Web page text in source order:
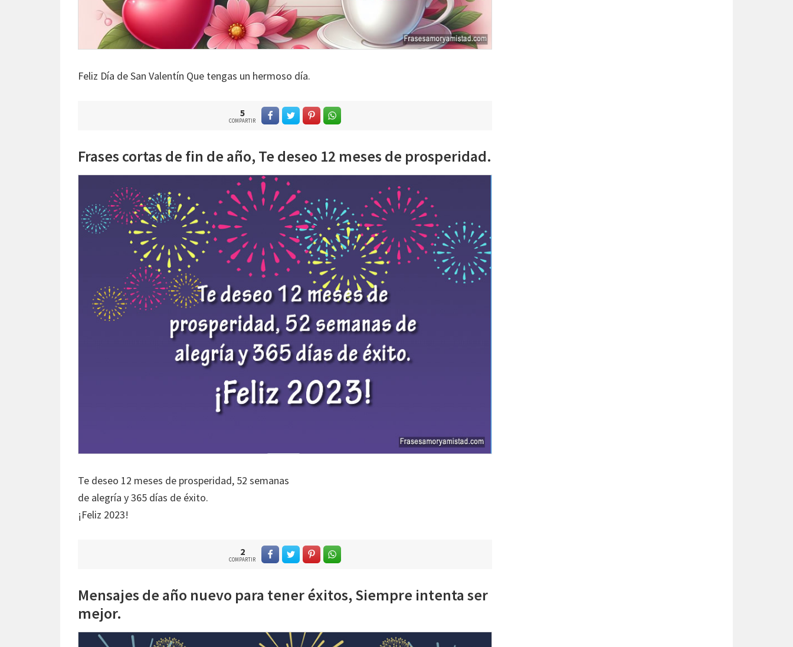
Feliz Día de San Valentín Que tengas un hermoso día.
5
COMPARTIR
Frases cortas de fin de año, Te deseo 12 meses de prosperidad.
Te deseo 12 meses de prosperidad, 52 semanas
de alegría y 365 días de éxito.
¡Feliz 2023!
2
COMPARTIR
Mensajes de año nuevo para tener éxitos, Siempre intenta ser
mejor.